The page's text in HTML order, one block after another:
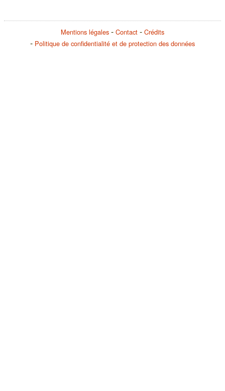
Mentions légales Contact
Crédits
Politique de confidentialité et de protection des données